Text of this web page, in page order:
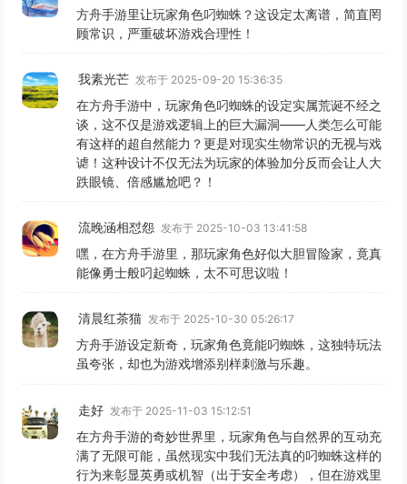
方舟手游里让玩家角色叼蜘蛛？这设定太离谱，简直罔
顾常识，严重破坏游戏合理性！
我素光芒 发布于 2025-09-20 15:36:35
在方舟手游中，玩家角色叼蜘蛛的设定实属荒诞不经之
谈，这不仅是游戏逻辑上的巨大漏洞——人类怎么可能
有这样的超自然能力？更是对现实生物常识的无视与戏
谑！这种设计不仅无法为玩家的体验加分反而会让人大
跌眼镜、倍感尴尬吧？！
流晚涵相怼怨 发布于 2025-10-03 13:41:58
嘿，在方舟手游里，那玩家角色好似大胆冒险家，竟真
能像勇士般叼起蜘蛛，太不可思议啦！
清晨红茶猫 发布于 2025-10-30 05:26:17
方舟手游设定新奇，玩家角色竟能叼蜘蛛，这独特玩法
虽夸张，却也为游戏增添别样刺激与乐趣。
走好 发布于 2025-11-03 15:12:51
在方舟手游的奇妙世界里，玩家角色与自然界的互动充
满了无限可能，虽然现实中我们无法真的叼蜘蛛这样的
行为来彰显英勇或机智（出于安全考虑），但在游戏里